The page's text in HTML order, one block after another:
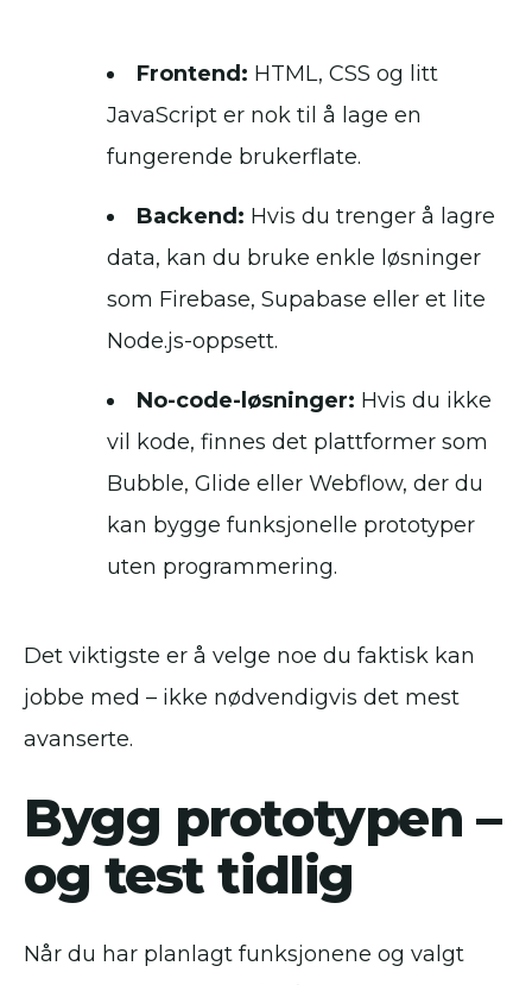
Frontend: HTML, CSS og litt
JavaScript er nok til å lage en
fungerende brukerflate.
Backend: Hvis du trenger å lagre
data, kan du bruke enkle løsninger
som Firebase, Supabase eller et lite
Node.js-oppsett.
No-code-løsninger: Hvis du ikke
vil kode, finnes det plattformer som
Bubble, Glide eller Webflow, der du
kan bygge funksjonelle prototyper
uten programmering.
Det viktigste er å velge noe du faktisk kan
jobbe med – ikke nødvendigvis det mest
avanserte.
Bygg prototypen –
og test tidlig
Når du har planlagt funksjonene og valgt